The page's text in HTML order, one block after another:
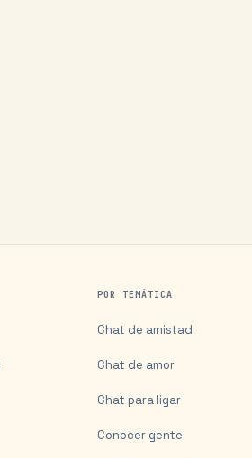
POR TEMÁTICA
Chat de amistad
Chat de amor
Chat para ligar
Conocer gente